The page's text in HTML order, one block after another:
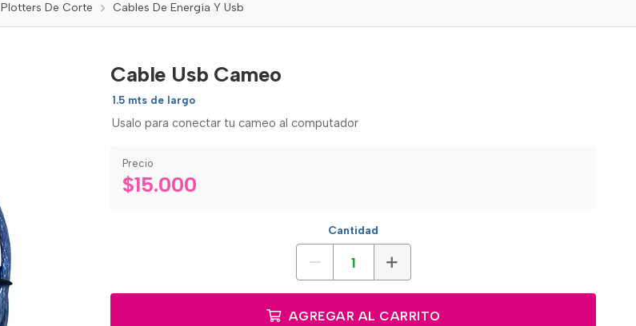
Plotters De Corte Cables De Energía Y Usb
Cable Usb Cameo
1.5 mts de largo
Usalo para conectar tu cameo al computador
Precio
$15.000
Cantidad
AGREGAR AL CARRITO